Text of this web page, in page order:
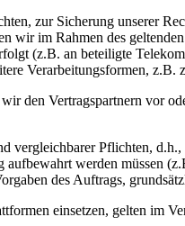
zur Sicherung unserer
wir im Rahmen des
(z.B. an beteiligte
Verarbeitungsformen,
den Vertragspartnern vor
vergleichbarer Pflichten,
werden müssen
des Auftrags,
einsetzen, gelten im